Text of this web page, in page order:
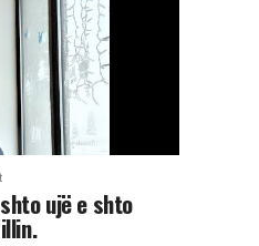
ujë e shto